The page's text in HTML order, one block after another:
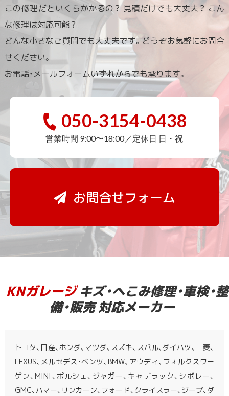
この修理だといくらかかるの？ 見積だけでも大丈夫？ こん
な修理は対応可能？
どんな小さなご質問でも大丈夫です。どうぞお気軽にお問合
せください。
お電話・メールフォームいずれからでも承ります。
050-3154-0438
営業時間 9:00〜18:00／定休日 日・祝
お問合せフォーム
KNガレージキズ・へこみ修理・車検・整
備・販売 対応メーカー
トヨタ、日産、ホンダ、マツダ、スズキ、スバル、ダイハツ、三菱、
LEXUS、メルセデス・ベンツ、BMW、アウディ、フォルクスワー
ゲン、MINI、ポルシェ、ジャガー、キャデラック、シボレー、
GMC、ハマー、リンカーン、フォード、クライスラー、ジープ、ダ